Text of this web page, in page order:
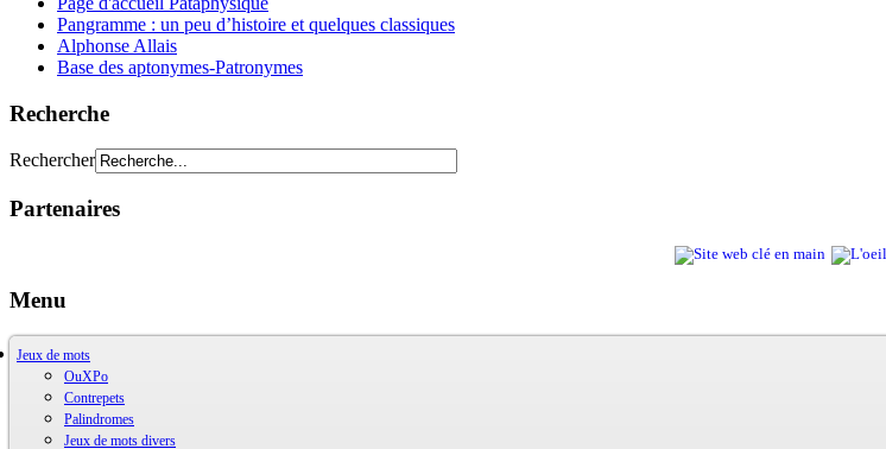
Pangramme : un peu d’histoire et quelques classiques
Alphonse Allais
Base des aptonymes-Patronymes
Recherche
Rechercher
Partenaires
Menu
Jeux de mots
OuXPo
Contrepets
Palindromes
Jeux de mots divers